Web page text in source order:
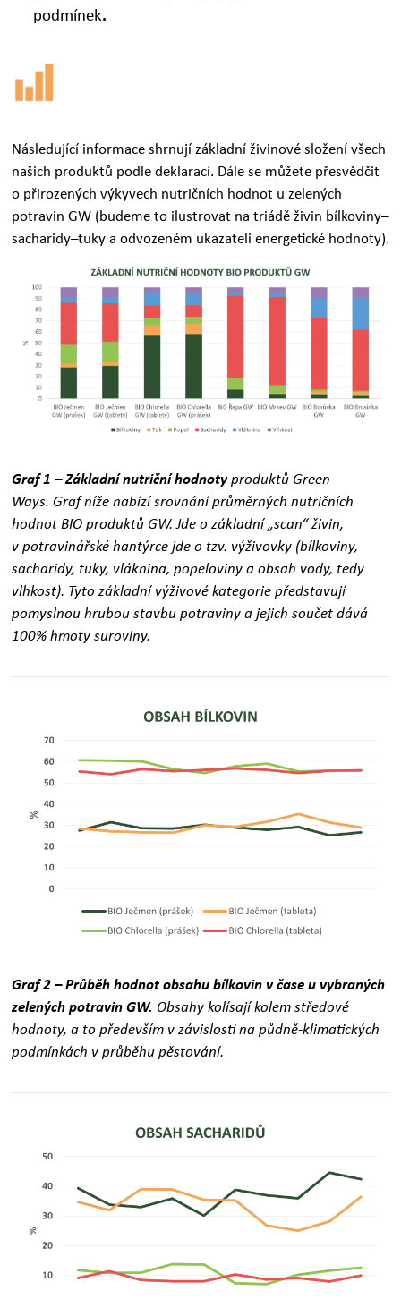
podmínek.
Následující informace shrnují základní živinové složení všech
našich produktů podle deklarací. Dále se můžete přesvědčit
o přirozených výkyvech nutričních hodnot u zelených
potravin GW (budeme to ilustrovat na triádě živin bílkoviny–
sacharidy–tuky a odvozeném ukazateli energetické hodnoty).
Graf 1 – Základní nutriční hodnotyproduktů Green
Ways. Graf níže nabízí srovnání průměrných nutričních
hodnot BIO produktů GW. Jde o základní „scan“ živin,
v potravinářské hantýrce jde o tzv. výživovky (bílkoviny,
sacharidy, tuky, vláknina, popeloviny a obsah vody, tedy
vlhkost). Tyto základní výživové kategorie představují
pomyslnou hrubou stavbu potraviny a jejich součet dává
100% hmoty suroviny.
Graf 2 – Průběh hodnot obsahu bílkovin v čase u vybraných
zelených potravin GW. Obsahy kolísají kolem středové
hodnoty, a to především v závislosti na půdně-klimatických
podmínkách v průběhu pěstování.